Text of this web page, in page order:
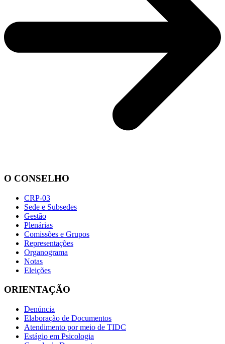
O CONSELHO
CRP-03
Sede e Subsedes
Gestão
Plenárias
Comissões e Grupos
Representações
Organograma
Notas
Eleições
ORIENTAÇÃO
Denúncia
Elaboração de Documentos
Atendimento por meio de TIDC
Estágio em Psicologia